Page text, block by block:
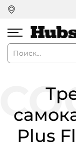
Plus